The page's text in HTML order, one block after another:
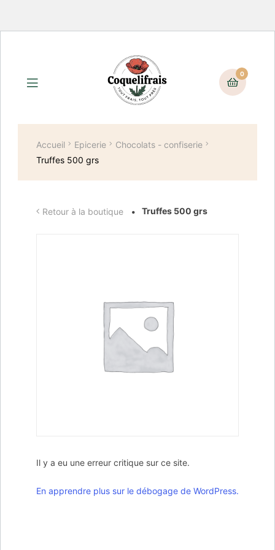
0
Accueil Epicerie
Chocolats - confiserie
Truffes 500 grs
Retour à la boutique Truffes 500 grs
Il y a eu une erreur critique sur ce site.
En apprendre plus sur le débogage de WordPress.